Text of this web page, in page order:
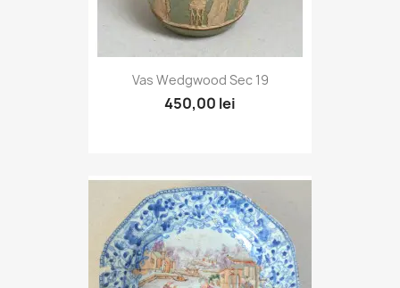
Vas Wedgwood Sec 19
450,00 lei